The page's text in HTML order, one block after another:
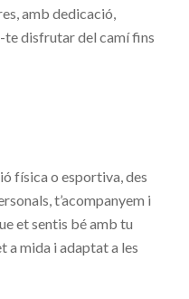
amb dedicació,
disfrutar del camí fins
física o esportiva, des
t’acompanyem i
et sentis bé amb tu
a mida i adaptat a les